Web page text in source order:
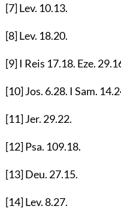
[7]Lev. 10.13.
[8]Lev. 18.20.
[9]I Reis 17.18. Eze.
[10]Jos. 6.28. I Sam.
[11]Jer. 29.22.
[12]Psa. 109.18.
[13]Deu. 27.15.
[14]Lev.8.27.